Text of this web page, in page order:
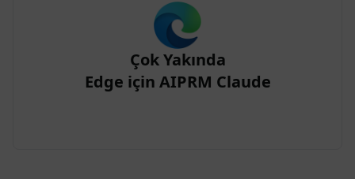
Çok Yakında
Edge için AIPRM Claude